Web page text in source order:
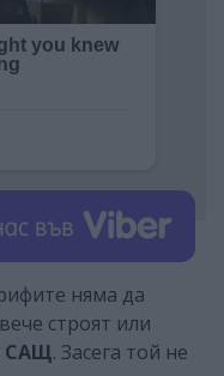
няма да
строят или
САЩ. Засега той не